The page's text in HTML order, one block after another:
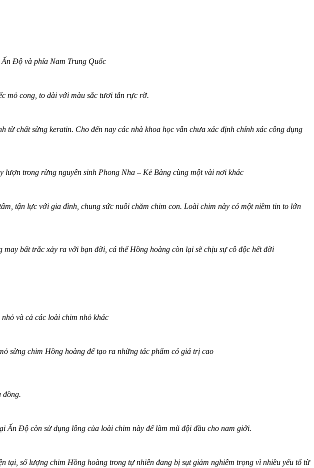
Độ và phía Nam Trung Quốc
mỏ cong, to dài với màu sắc tươi tắn rực rỡ.
chất sừng keratin. Cho đến nay các nhà khoa học vẫn chưa xác định chính xác công dụng
trong rừng nguyên sinh Phong Nha – Kẻ Bàng cùng một vài nơi khác
tận lực với gia đình, chung sức nuôi chăm chim con. Loài chim này có một niềm tin to lớn
bất trắc xảy ra với bạn đời, cá thể Hồng hoàng còn lại sẽ chịu sự cô độc hết đời
và cả các loài chim nhỏ khác
sừng chim Hồng hoàng để tạo ra những tác phẩm có giá trị cao
đồng.
Ấn Độ còn sử dụng lông của loài chim này để làm mũ đội đầu cho nam giới.
số lượng chim Hồng hoàng trong tự nhiên đang bị sụt giảm nghiêm trọng vì nhiều yếu tố từ